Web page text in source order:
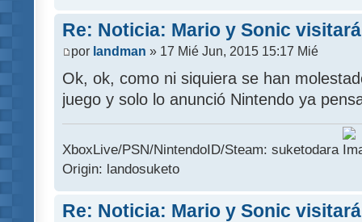
Re: Noticia: Mario y Sonic
por landman » 17 Mié Jun, 2015 15:17 Mié
Ok, ok, como ni siquiera se han
juego y solo lo anunció Nintendo ya
XboxLive/PSN/NintendoID/Steam: suketodara
Origin: landosuketo
Re: Noticia: Mario y Sonic